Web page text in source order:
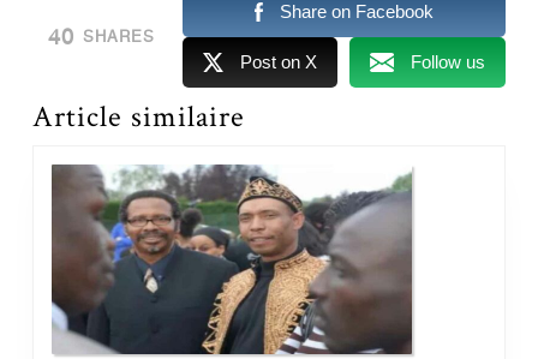
40 SHARES
Share on Facebook
Post on X Follow us
Article similaire